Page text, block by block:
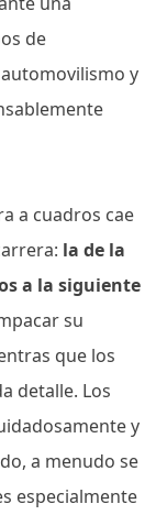
de
y
a cuadros cae
la de la
a la siguiente
su
que los
detalle. Los
y
a menudo se
especialmente